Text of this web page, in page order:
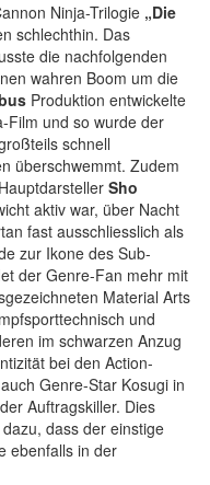
Ninja-Trilogie „Die
schlechthin. Das
die nachfolgenden
wahren Boom um die
Produktion entwickelte
Film und so wurde der
schnell
überschwemmt. Zudem
Sho
aktiv war, über Nacht
fast ausschliesslich als
zur Ikone des Sub-
der Genre-Fan mehr mit
Material Arts
und
im schwarzen Anzug
bei den Action-
Genre-Star Kosugi in
Auftragskiller. Dies
dass der einstige
ebenfalls in der